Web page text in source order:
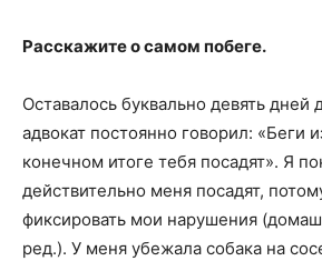
Расскажите о самом побеге.
Оставалось буквально девять дней
адвокат постоянно говорил: «Беги
конечном итоге тебя посадят». Я
действительно меня посадят,
фиксировать мои нарушения
ред.). У меня убежала собака на